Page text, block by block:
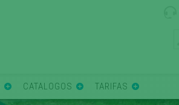
CATALOGOS TARIFAS